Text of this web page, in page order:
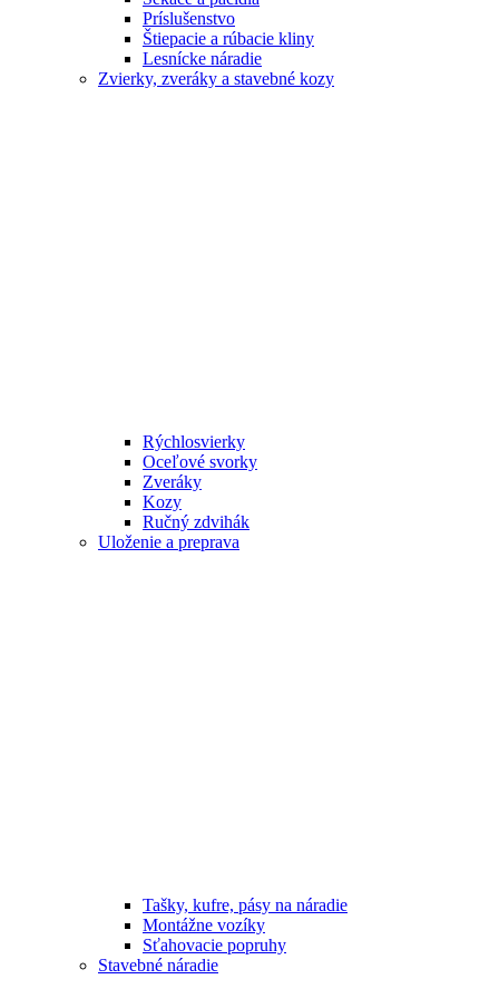
Príslušenstvo
Štiepacie a rúbacie kliny
Lesnícke náradie
Zvierky, zveráky a stavebné kozy
Rýchlosvierky
Oceľové svorky
Zveráky
Kozy
Ručný zdvihák
Uloženie a preprava
Tašky, kufre, pásy na náradie
Montážne vozíky
Sťahovacie popruhy
Stavebné náradie